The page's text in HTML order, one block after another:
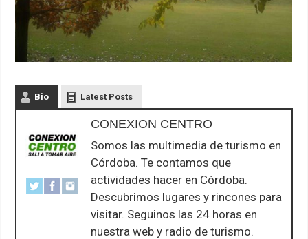
Bio Latest Posts
CONEXION CENTRO
Somos las multimedia de turismo en
Córdoba. Te contamos que
actividades hacer en Córdoba.
Descubrimos lugares y rincones para
visitar. Seguinos las 24 horas en
nuestra web y radio de turismo.